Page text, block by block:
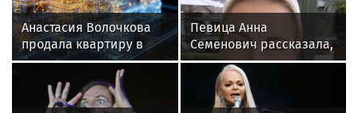
Анастасия Волочкова
продала квартиру в
Питере из-за суда с УК
Певица Анна
Семенович рассказала,
что улетела с
возлюбленным в
Европу